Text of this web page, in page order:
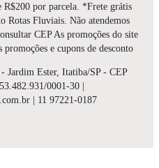
por parcela. *Frete grátis
Rotas Fluviais. Não atendemos
CEP As promoções do site
e cupons de desconto
Jardim Ester, Itatiba/SP - CEP
0001-30 |
| 11 97221-0187